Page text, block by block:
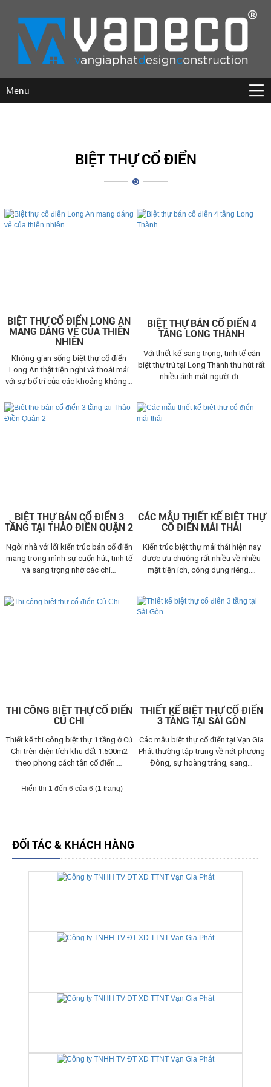
Menu
BIỆT THỰ CỔ ĐIỂN
BIỆT THỰ CỔ ĐIỂN LONG AN
MANG DÁNG VẺ CỦA THIÊN
NHIÊN
Không gian sống biệt thự cổ điển
Long An thật tiện nghi và thoải mái
với sự bố trí của các khoảng không…
BIỆT THỰ BÁN CỔ ĐIỂN 4
TẦNG LONG THÀNH
Với thiết kế sang trọng, tinh tế căn
biệt thự trú tại Long Thành thu hút rất
nhiều ánh mắt người đi…
BIỆT THỰ BÁN CỔ ĐIỂN 3
TẦNG TẠI THẢO ĐIỀN QUẬN 2
Ngôi nhà với lối kiến trúc bán cổ điển
mang trong mình sự cuốn hút, tinh tế
và sang trọng nhờ các chi…
CÁC MẪU THIẾT KẾ BIỆT THỰ
CỔ ĐIỂN MÁI THÁI
Kiến trúc biệt thự mái thái hiện nay
được ưu chuộng rất nhiều về nhiều
mặt tiện ích, công dụng riêng.…
THI CÔNG BIỆT THỰ CỔ ĐIỂN
CỦ CHI
Thiết kế thi công biệt thự 1 tầng ở Củ
Chi trên diện tích khu đất 1.500m2
theo phong cách tân cổ điển.…
THIẾT KẾ BIỆT THỰ CỔ ĐIỂN
3 TẦNG TẠI SÀI GÒN
Các mẫu biệt thự cổ điển tại Vạn Gia
Phát thường tập trung về nét phương
Đông, sự hoàng tráng, sang…
Hiển thị 1 đến 6 của 6 (1 trang)
ĐỐI TÁC & KHÁCH HÀNG